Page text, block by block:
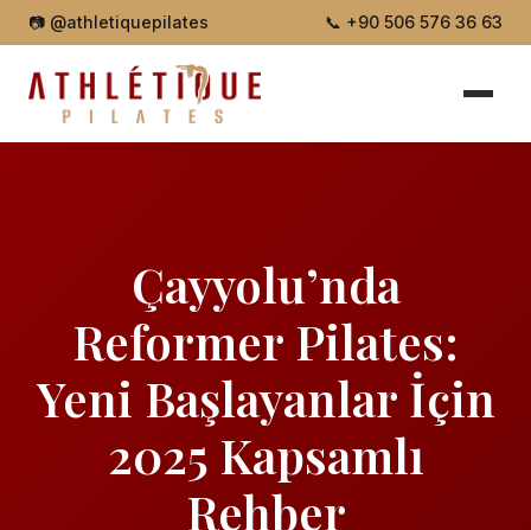
📷 @athletiquepilates 📞 +90 506 576 36 63
Çayyolu’nda
Reformer Pilates:
Yeni Başlayanlar İçin
2025 Kapsamlı
Rehber